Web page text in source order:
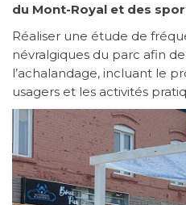
du Mont-Royal et des
Réaliser une étude de
névralgiques du parc afin
l’achalandage, incluant le
usagers et les activités